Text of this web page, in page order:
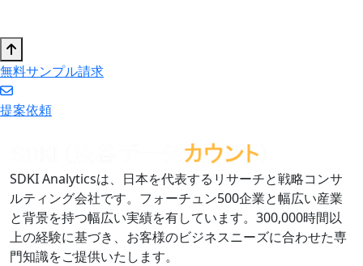
無料サンプル請求
提案依頼
SDKI Analyticsは、日本を代表するリサーチと戦略コンサ
ルティング会社です。フォーチュン500企業と幅広い産業
と背景を持つ幅広い実績を有しています。300,000時間以
上の経験に基づき、お客様のビジネスニーズに合わせた専
門知識をご提供いたします。